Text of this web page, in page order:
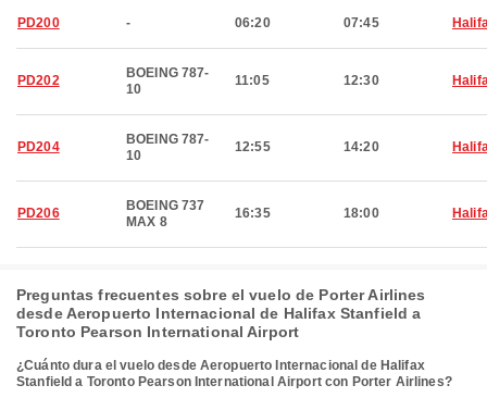
PD200 - 06:20 07:45
PD202
BOEING 787-
10
11:05 12:30
PD204
BOEING 787-
10
12:55 14:20
PD206
BOEING 737
MAX 8
16:35 18:00
Preguntas frecuentes sobre el vuelo de Porter Airlines
desde Aeropuerto Internacional de Halifax Stanfield a
Toronto Pearson International Airport
¿Cuánto dura el vuelo desde Aeropuerto Internacional de Halifax
Stanfield a Toronto Pearson International Airport con Porter Airlines?